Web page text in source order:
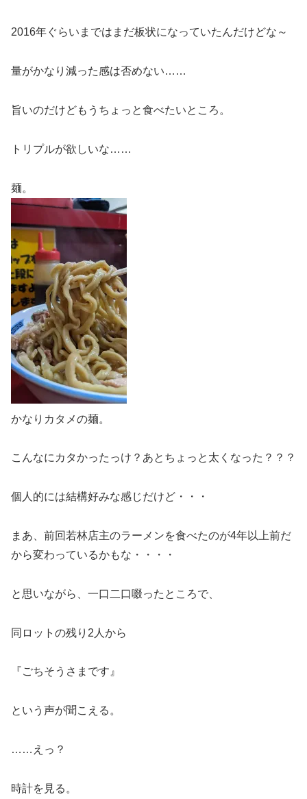
2016年ぐらいまではまだ板状になっていたんだけどな～
量がかなり減った感は否めない……
旨いのだけどもうちょっと食べたいところ。
トリプルが欲しいな……
麺。
かなりカタメの麺。
こんなにカタかったっけ？あとちょっと太くなった？？？
個人的には結構好みな感じだけど・・・
まあ、前回若林店主のラーメンを食べたのが4年以上前だ
から変わっているかもな・・・・
と思いながら、一口二口啜ったところで、
同ロットの残り2人から
『ごちそうさまです』
という声が聞こえる。
……えっ？
時計を見る。